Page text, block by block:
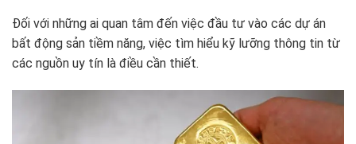
Đối với những ai quan tâm đến việc đầu tư vào các dự án
bất động sản tiềm năng, việc tìm hiểu kỹ lưỡng thông tin từ
các nguồn uy tín là điều cần thiết.